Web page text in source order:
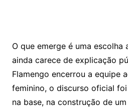
O que emerge é uma escolha
ainda carece de explicação
Flamengo encerrou a equipe
feminino, o discurso oficial
na base, na construção de